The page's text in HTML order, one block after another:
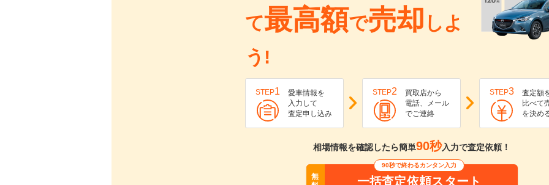
て最高額で売却 しよ
う!
STEP1
愛車情報を
入力して
査定申し込み
STEP2
買取店から
電話、メール
でご連絡
STEP3
査定額
比べて
を決め
相場情報を確認したら簡単90秒入力で査定依頼！
無
90秒で終わるカンタン入力
一括査定依頼スタート